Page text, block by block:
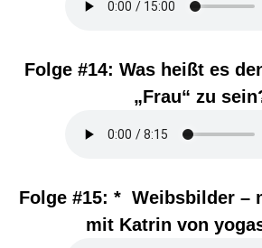
Folge #14: Was heißt es
„Frau“ zu
Folge #15: * Weibsbilder –
mit Katrin von